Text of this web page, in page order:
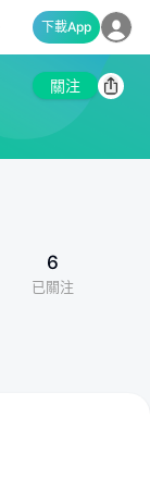
下載App
關注
6
已關注